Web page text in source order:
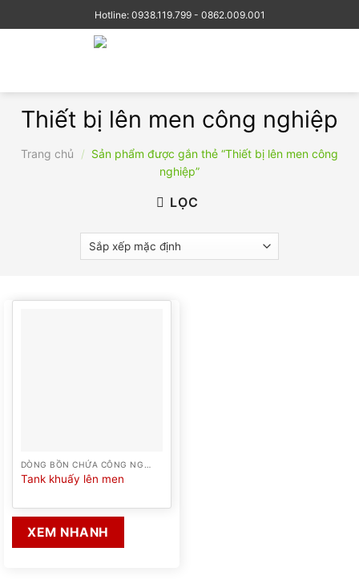
to
Hotline: 0938.119.799 - 0862.009.001
Thiết bị lên men công nghiệp
Trang chủ / Sản phẩm được gắn thẻ “Thiết bị lên men công
nghiệp”
LỌC
Tank khuấy lên men
XEM NHANH